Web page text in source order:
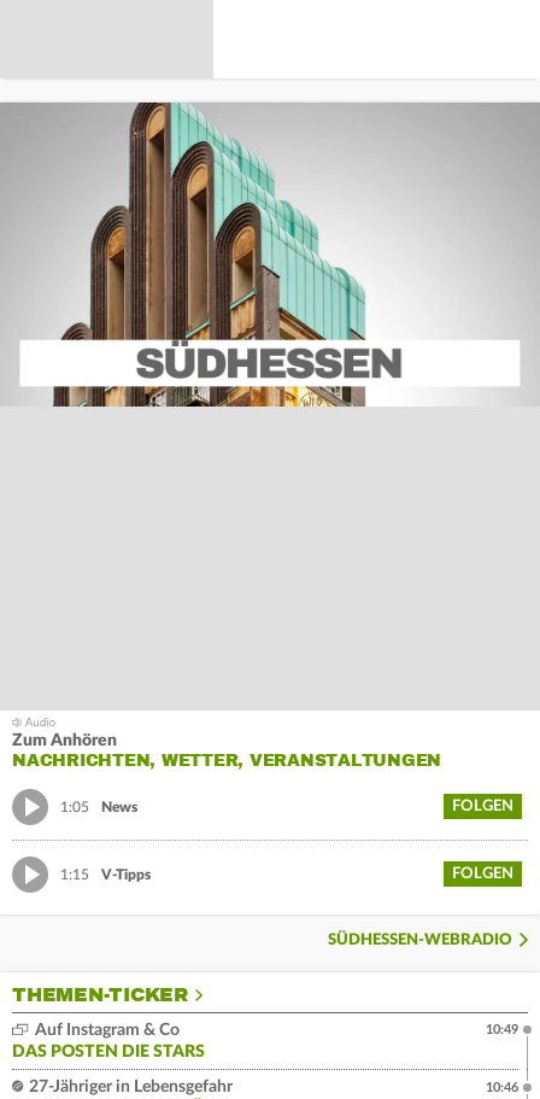
Zum Anhören
NACHRICHTEN, WETTER, VERANSTALTUNGEN
1:05 News FOLGEN
1:15 V-Tipps FOLGEN
SÜDHESSEN-WEBRADIO
THEMEN-TICKER
Auf Instagram & Co
DAS POSTEN DIE STARS
10:49
27-Jähriger in Lebensgefahr
10:46